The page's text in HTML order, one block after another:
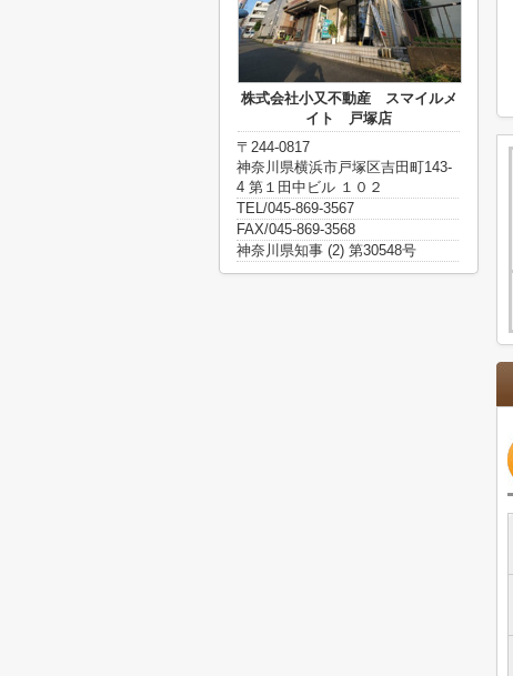
株式会社小又不動産 スマイルメ
イト 戸塚店
〒244-0817
神奈川県横浜市戸塚区吉田町143-
4 第１田中ビル １０２
TEL/045-869-3567
FAX/045-869-3568
神奈川県知事 (2) 第30548号